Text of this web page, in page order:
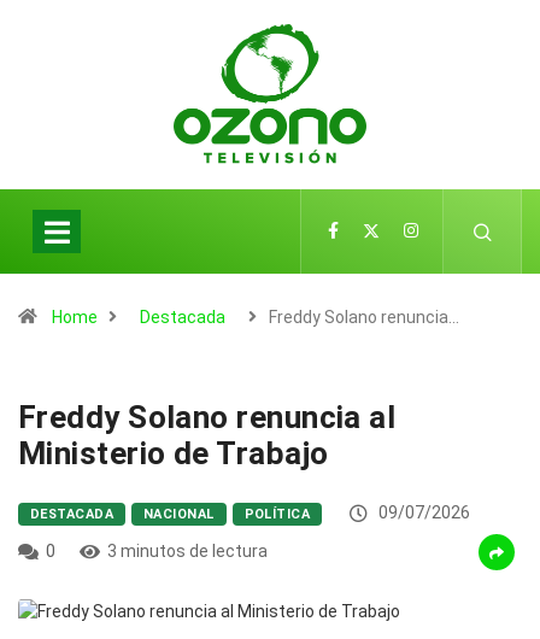
Home Destacada Freddy Solano renuncia…
Freddy Solano renuncia al
Ministerio de Trabajo
DESTACADA NACIONAL POLÍTICA
09/07/2026
0
3 minutos de lectura